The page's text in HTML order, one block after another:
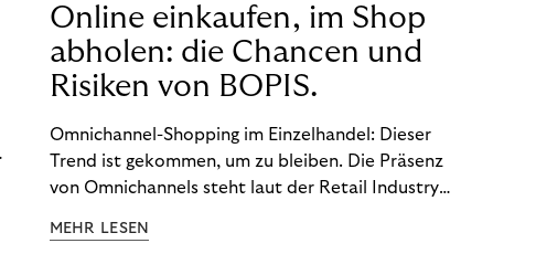
Online einkaufen, im Shop
abholen: die Chancen und
Risiken von BOPIS.
Omnichannel-Shopping im Einzelhandel: Dieser
Trend ist gekommen, um zu bleiben. Die Präsenz
von Omnichannels steht laut der Retail Industry
nicht mehr verzichtet werden kann. Ein fester
MEHR LESEN